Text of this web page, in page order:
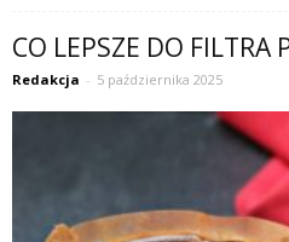
CO LEPSZE DO FILTRA
Redakcja - 5 października 2025